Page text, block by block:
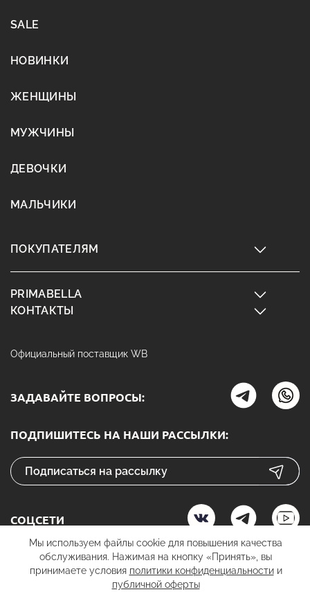
SALE
НОВИНКИ
ЖЕНЩИНЫ
МУЖЧИНЫ
ДЕВОЧКИ
МАЛЬЧИКИ
ПОКУПАТЕЛЯМ
PRIMABELLA
КОНТАКТЫ
Официальный поставщик WB
ЗАДАВАЙТЕ ВОПРОСЫ:
ПОДПИШИТЕСЬ НА НАШИ РАССЫЛКИ:
СОЦСЕТИ
Мы используем файлы cookie для повышения качества
обслуживания. Нажимая на кнопку «Принять», вы
принимаете условия политики конфиденциальностии
публичной оферты